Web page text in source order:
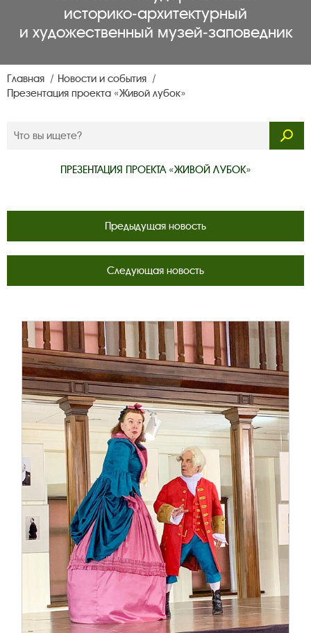
историко‑архитектурный
и художественный музей‑заповедник
Главная
Новости и события
Презентация проекта «Живой лубок»
ПРЕЗЕНТАЦИЯ ПРОЕКТА «ЖИВОЙ ЛУБОК»
Предыдущая новость
Следующая новость